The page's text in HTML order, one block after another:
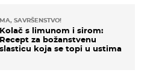
MA, SAVRŠENSTVO!
Kolač s limunom i sirom:
Recept za božanstvenu
slasticu koja se topi u ustima